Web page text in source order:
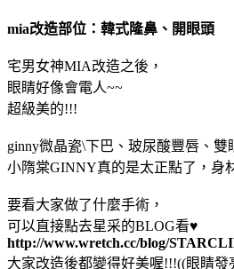
mia改造部位：韓式隆鼻、開眼頭
宅男女神MIA改造之後，
眼睛好像會電人~~
超級美的!!!
ginny微晶瓷\下巴、玻尿酸豐唇、
小隋棠GINNY真的是太正點了，身
要看大家做了什麼手術，
可以直接點去星采的BLOG看♥
http://www.wretch.cc/blog/
大家改造後都變得好美喔!!!((眼睛發